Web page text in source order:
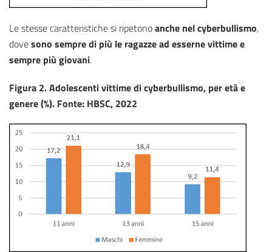
Le stesse caratteristiche si ripetonoanche nel cyberbullismo,
dovesono sempre di più le ragazze ad esserne vittime e
sempre più giovani.
Figura 2. Adolescenti vittime di cyberbullismo, per età e
genere (%). Fonte: HBSC, 2022